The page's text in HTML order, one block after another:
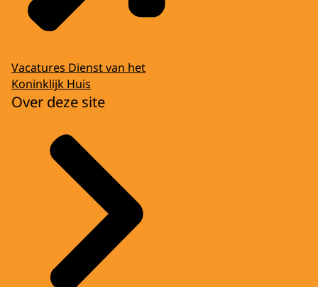
Vacatures Dienst van het
Koninklijk Huis
Over deze site